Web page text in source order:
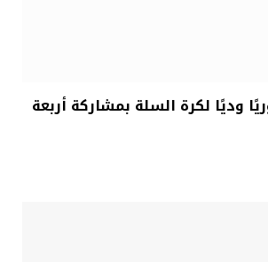
وديًا لكرة السلة بمشاركة أربعة